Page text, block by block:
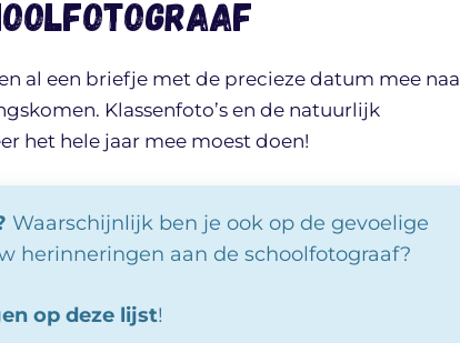
al een briefje met de precieze datum mee
Klassenfoto’s en de natuurlijk
het hele jaar mee moest doen!
Waarschijnlijk ben je ook op de gevoelige
herinneringen aan de schoolfotograaf?
op deze lijst!